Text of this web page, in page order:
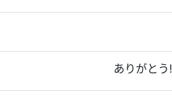
ありがとう!